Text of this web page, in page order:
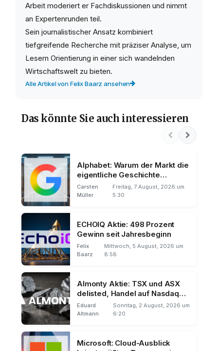
Arbeit moderiert er Fachdiskussionen und nimmt
an Expertenrunden teil.
Sein journalistischer Ansatz kombiniert
tiefgreifende Recherche mit präziser Analyse, um
Lesern Orientierung in einer sich wandelnden
Wirtschaftswelt zu bieten.
Alle Artikel von Felix Baarz ansehen
Das könnte Sie auch interessieren
Alphabet: Warum der Markt die
eigentliche Geschichte
übersieht
Carsten
Müller
Freitag, 7 August, 2026 um
5:30
ECHOIQ Aktie: 498 Prozent
Gewinn seit Jahresbeginn
Felix
Baarz
Mittwoch, 5 August, 2026 um
8:58
Almonty Aktie: TSX und ASX
delisted, Handel auf Nasdaq
und Frankfurt
Eduard
Altmann
Sonntag, 2 August, 2026 um
6:20
Microsoft: Cloud-Ausblick